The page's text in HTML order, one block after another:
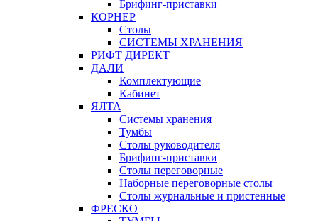
Брифинг-приставки
КОРНЕР
Столы
СИСТЕМЫ ХРАНЕНИЯ
РИФТ ДИРЕКТ
ДАЛИ
Комплектующие
Кабинет
ЯЛТА
Системы хранения
Тумбы
Столы руководителя
Брифинг-приставки
Столы переговорные
Наборные переговорные столы
Столы журнальные и пристенные
ФРЕСКО